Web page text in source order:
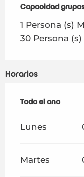
Capacidad
Capacidad
1 Persona (s)
30 Persona (s)
Horarios
Todo el año
Todo el año
Lunes
Martes